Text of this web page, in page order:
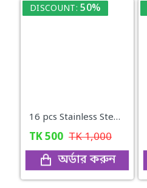
DISCOUNT: 50%
16 pcs Stainless Steel Nail Cutter Clipper Tool Box Set For Personal Care Manicure Set
TK500 TK1,000
অর্ডার করুন